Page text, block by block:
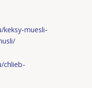
muesli-
chlieb-